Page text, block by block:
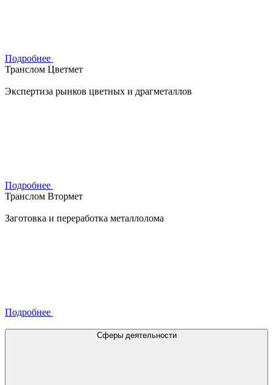
Подробнее
Транслом Цветмет
Экспертиза рынков цветных и драгметаллов
Подробнее
Транслом Втормет
Заготовка и переработка металлолома
Подробнее
Сферы деятельности